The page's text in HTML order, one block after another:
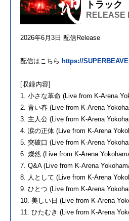
トラック
RELEASE
2026年6月3日 配信Release
配信はこちら https://
[収録内容]
1. 小さな革命 (Live from K-Arena
2. 青い春 (Live from K-Arena
3. 主人公 (Live from K-Arena
4. 涙の正体 (Live from K-Arena
5. 突破口 (Live from K-Arena
6. 燦然 (Live from K-Arena
7. Q&A (Live from K-Arena
8. 人として (Live from K-Arena
9. ひとつ (Live from K-Arena
10. 美しい日 (Live from K-Arena
11. ひたむき (Live from K-Arena